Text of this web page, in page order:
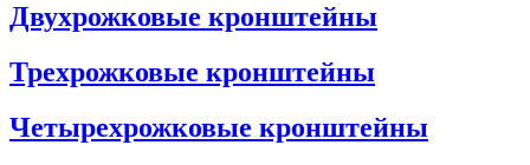
Двухрожковые кронштейны
Трехрожковые кронштейны
Четырехрожковые кронштейны